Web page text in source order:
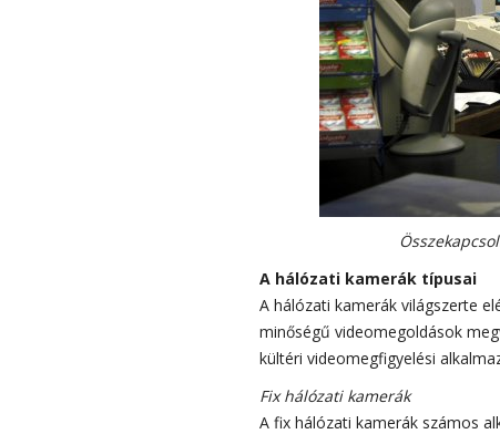
A hálózati kamerák típusai
A hálózati kamerák világszerte
minőségű videomegoldások
kültéri videomegfigyelési
Fix hálózati kamerák
A fix hálózati kamerák számos